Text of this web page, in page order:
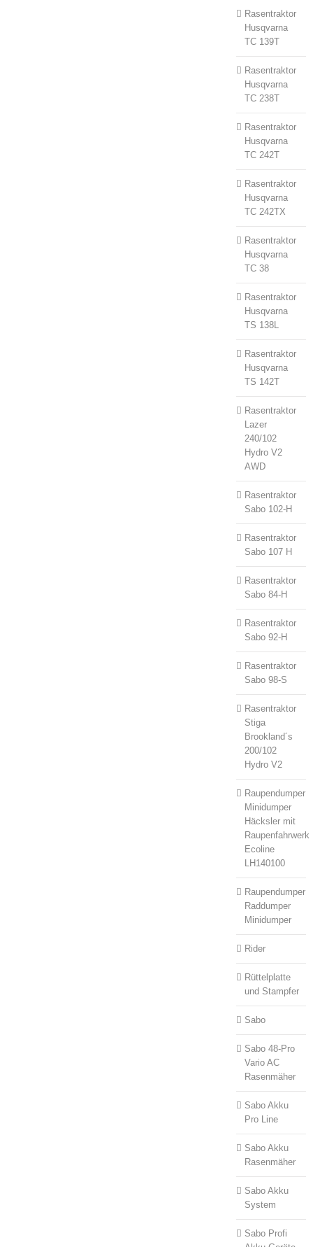
Rasentraktor
Husqvarna
TC 139T
Rasentraktor
Husqvarna
TC 238T
Rasentraktor
Husqvarna
TC 242T
Rasentraktor
Husqvarna
TC 242TX
Rasentraktor
Husqvarna
TC 38
Rasentraktor
Husqvarna
TS 138L
Rasentraktor
Husqvarna
TS 142T
Rasentraktor
Lazer
240/102
Hydro V2
AWD
Rasentraktor
Sabo 102-H
Rasentraktor
Sabo 107 H
Rasentraktor
Sabo 84-H
Rasentraktor
Sabo 92-H
Rasentraktor
Sabo 98-S
Rasentraktor
Stiga
Brookland´s
200/102
Hydro V2
Raupendumper
Minidumper
Häcksler mit
Raupenfahrwerk
Ecoline
LH140100
Raupendumper
Raddumper
Minidumper
Rider
Rüttelplatte
und Stampfer
Sabo
Sabo 48-Pro
Vario AC
Rasenmäher
Sabo Akku
Pro Line
Sabo Akku
Rasenmäher
Sabo Akku
System
Sabo Profi